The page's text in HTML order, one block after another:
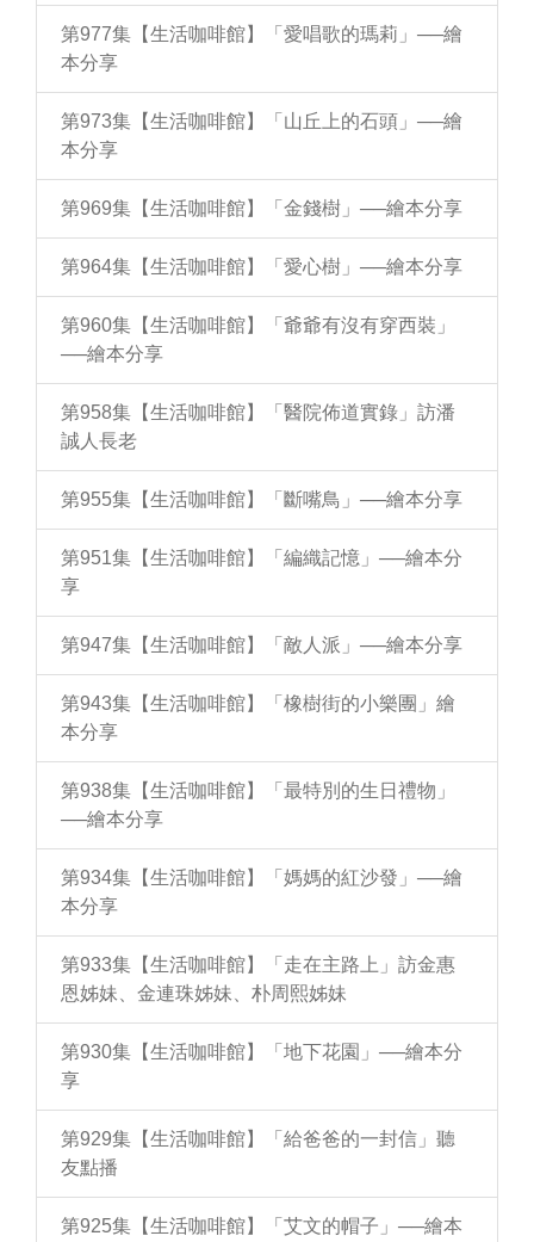
第977集【生活咖啡館】「愛唱歌的瑪莉」──繪
本分享
第973集【生活咖啡館】「山丘上的石頭」──繪
本分享
第969集【生活咖啡館】「金錢樹」──繪本分享
第964集【生活咖啡館】「愛心樹」──繪本分享
第960集【生活咖啡館】「爺爺有沒有穿西裝」
──繪本分享
第958集【生活咖啡館】「醫院佈道實錄」訪潘
誠人長老
第955集【生活咖啡館】「斷嘴鳥」──繪本分享
第951集【生活咖啡館】「編織記憶」──繪本分
享
第947集【生活咖啡館】「敵人派」──繪本分享
第943集【生活咖啡館】「橡樹街的小樂團」繪
本分享
第938集【生活咖啡館】「最特別的生日禮物」
──繪本分享
第934集【生活咖啡館】「媽媽的紅沙發」──繪
本分享
第933集【生活咖啡館】「走在主路上」訪金惠
恩姊妹、金連珠姊妹、朴周熙姊妹
第930集【生活咖啡館】「地下花園」──繪本分
享
第929集【生活咖啡館】「給爸爸的一封信」聽
友點播
第925集【生活咖啡館】「艾文的帽子」──繪本